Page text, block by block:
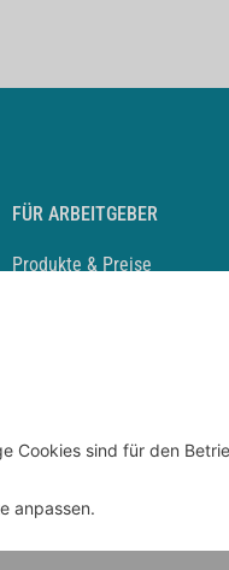
FÜR ARBEITGEBER
Produkte & Preise